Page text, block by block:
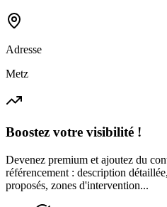
Adresse
Metz
Boostez votre visibilité !
Devenez premium et ajoutez du
référencement : description
proposés, zones d'intervention...